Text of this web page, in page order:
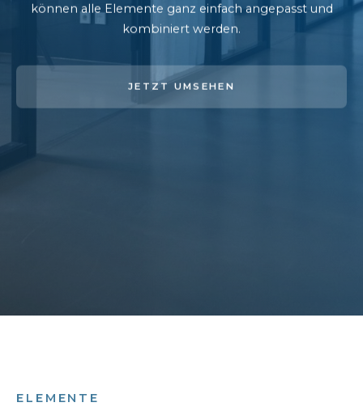
können alle Elemente ganz einfach angepasst und
kombiniert werden.
JETZT UMSEHEN
ELEMENTE